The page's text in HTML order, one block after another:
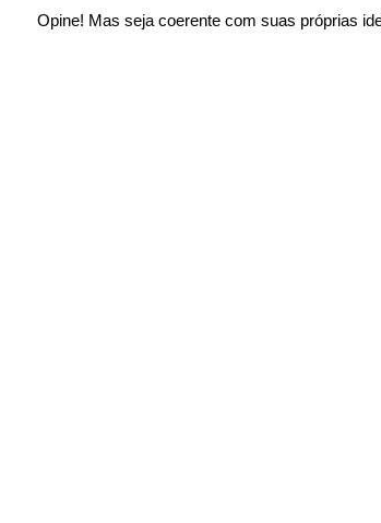
Opine! Mas seja coerente com suas próprias